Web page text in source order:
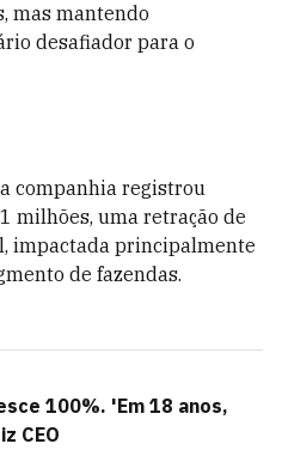
mas mantendo
desafiador para o
companhia registrou
milhões, uma retração de
impactada principalmente
de fazendas.
100%. 'Em 18 anos,
CEO